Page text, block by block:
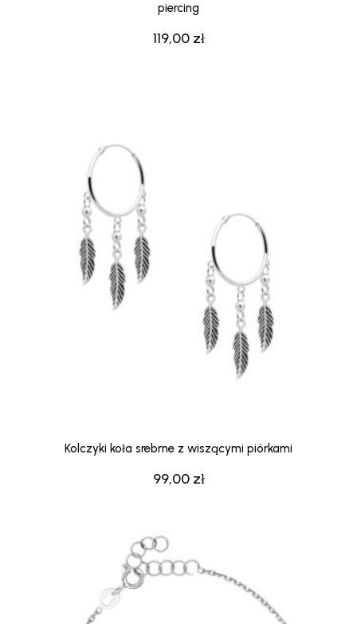
119,00 zł
piercing
99,00 zł
Kolczyki koła srebrne z wiszącymi piórkami